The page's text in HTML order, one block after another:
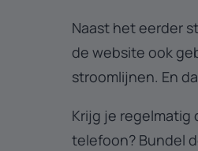
Naast het eerder
de website ook
stroomlijnen. En
Krijg je regelmatig
telefoon? Bundel